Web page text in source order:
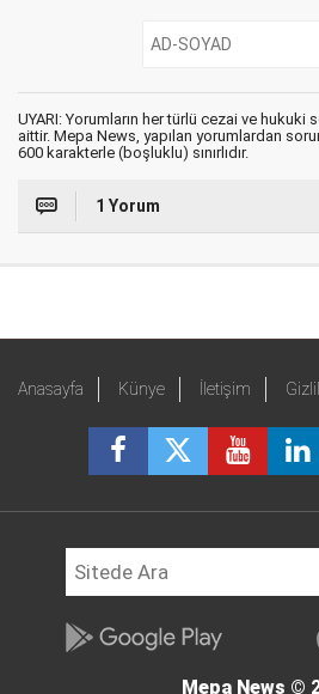
UYARI: Yorumların her türlü cezai ve
aittir. Mepa News, yapılan yorumlardan
600 karakterle (boşluklu) sınırlıdır.
1 Yorum
Anasayfa Künye İletişim
Mepa News ©